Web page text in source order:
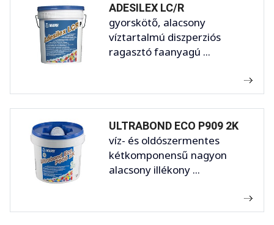
ADESILEX LC/R
gyorskötő, alacsony
víztartalmú diszperziós
ragasztó faanyagú ...
ULTRABOND ECO P909 2K
víz- és oldószermentes
kétkomponensű nagyon
alacsony illékony ...